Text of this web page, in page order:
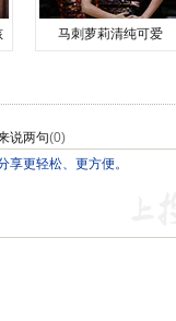
马刺萝莉清纯可爱
说两句(0)